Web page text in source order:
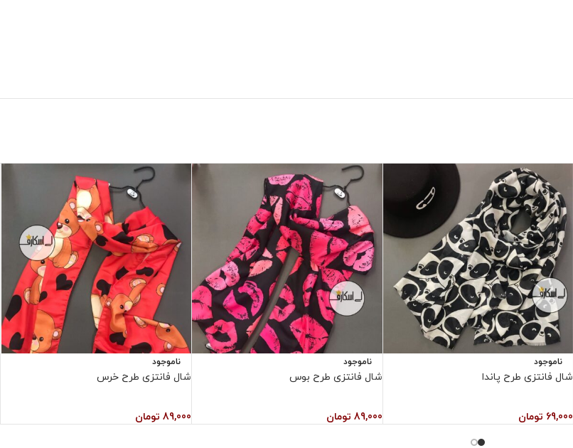
ناموجود
شال فانتزی طرح پاندا
69,000 تومان
ناموجود
شال فانتزی طرح بوس
89,000 تومان
ناموجود
شال فانتزی طرح خرس
89,000 تومان